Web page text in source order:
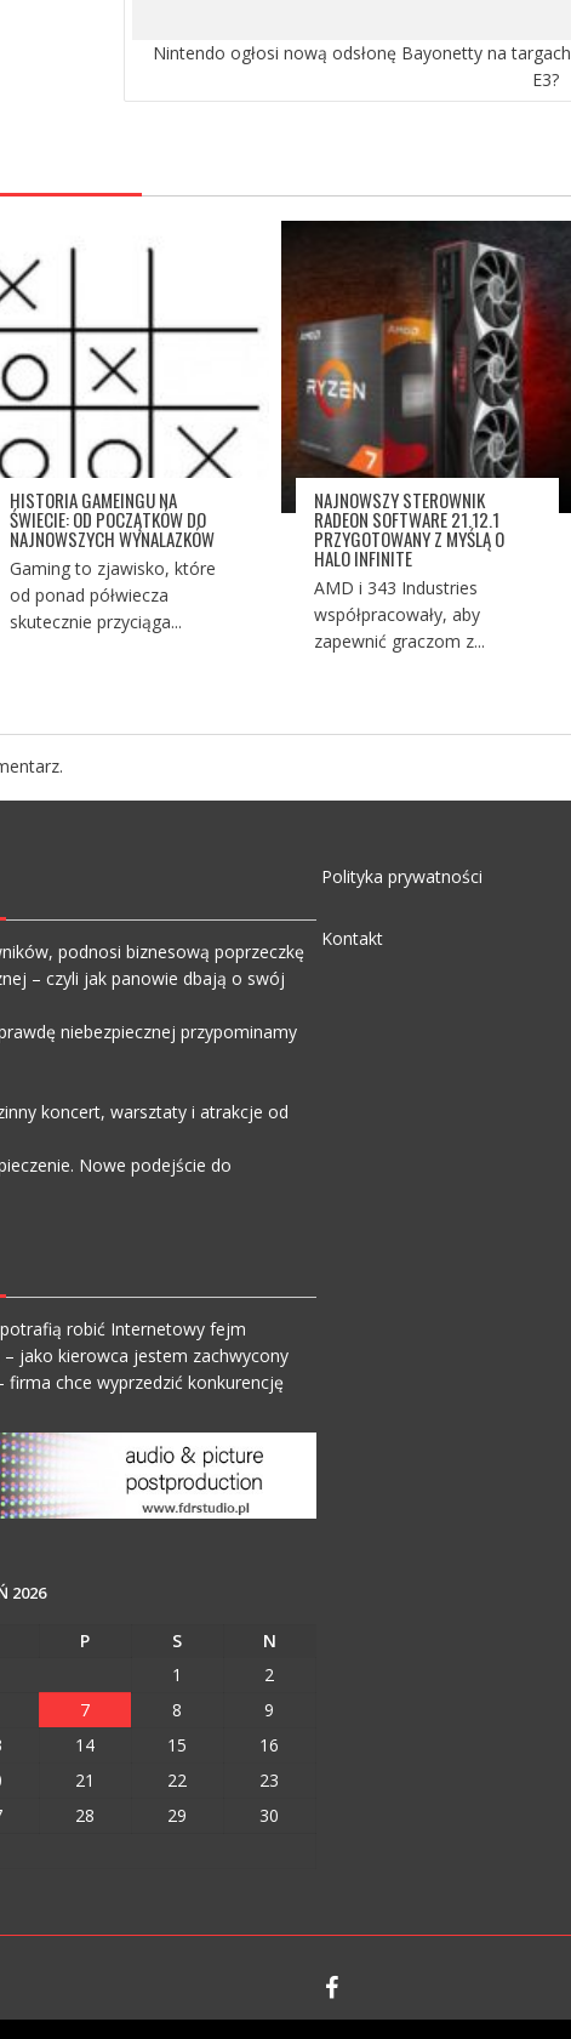
Nintendo ogłosi nową odsłonę Bayonetty na targach
E3?
HISTORIA GAMEINGU NA
ŚWIECIE: OD POCZĄTKÓW DO
NAJNOWSZYCH WYNALAZKÓW
Gaming to zjawisko, które
od ponad półwiecza
skutecznie przyciąga...
NAJNOWSZY STEROWNIK
RADEON SOFTWARE 21.12.1
PRZYGOTOWANY Z MYŚLĄ O
HALO INFINITE
AMD i 343 Industries
współpracowały, aby
zapewnić graczom z...
podnosi biznesową poprzeczkę
– czyli jak panowie dbają o swój
niebezpiecznej przypominamy
koncert, warsztaty i atrakcje od
Nowe podejście do
robić Internetowy fejm
jako kierowca jestem zachwycony
firma chce wyprzedzić konkurencję
2026
P S
N
1
2
7 8
9
14 15
16
21 22
23
28 29
30
Polityka prywatności
Kontakt